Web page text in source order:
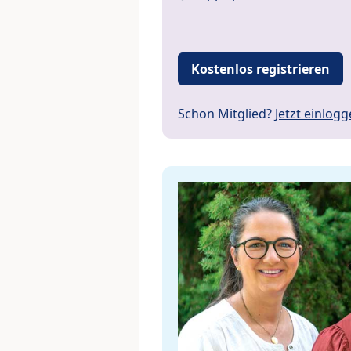
Kostenlos registrieren
Schon Mitglied? Jetzt